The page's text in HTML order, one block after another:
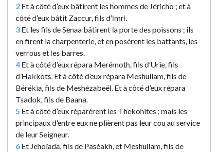
2 Et à côté d’eux bâtirent les hommes de Jéricho ; et à
côté d’eux bâtit Zaccur, fils d’Imri.
3 Et les fils de Senaa bâtirent la porte des poissons ; ils
en firent la charpenterie, et en posèrent les battants, les
verrous et les barres.
4 Et à côté d’eux répara Merémoth, fils d’Urie, fils
d’Hakkots. Et à côté d’eux répara Meshullam, fils de
Bérékia, fils de Meshézabeël. Et à côté d’eux répara
Tsadok, fils de Baana.
5 Et à côté d’eux réparèrent les Thekohites ; mais les
principaux d’entre eux ne plièrent pas leur cou au service
de leur Seigneur.
6 Et Jehoïada, fils de Paséakh, et Meshullam, fils de